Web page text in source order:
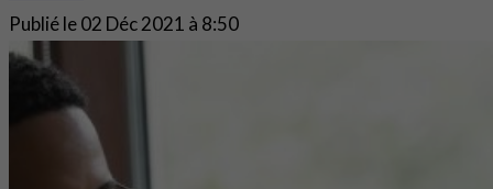
Publié le02 Déc 2021 à 8:50